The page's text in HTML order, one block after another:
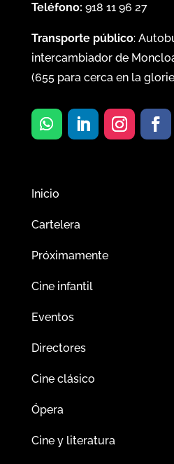
Teléfono: 918 11 96 27
Transporte público:
intercambiador de
(655para cerca en la
Inicio
Cartelera
Próximamente
Cine infantil
Eventos
Directores
Cine clásico
Ópera
Cine y literatura